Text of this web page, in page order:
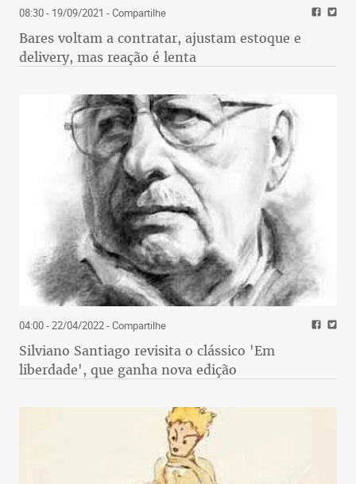
08:30 - 19/09/2021 - Compartilhe
Bares voltam a contratar, ajustam estoque e
delivery, mas reação é lenta
04:00 - 22/04/2022- Compartilhe
Silviano Santiago revisita o clássico 'Em
liberdade', que ganha nova edição